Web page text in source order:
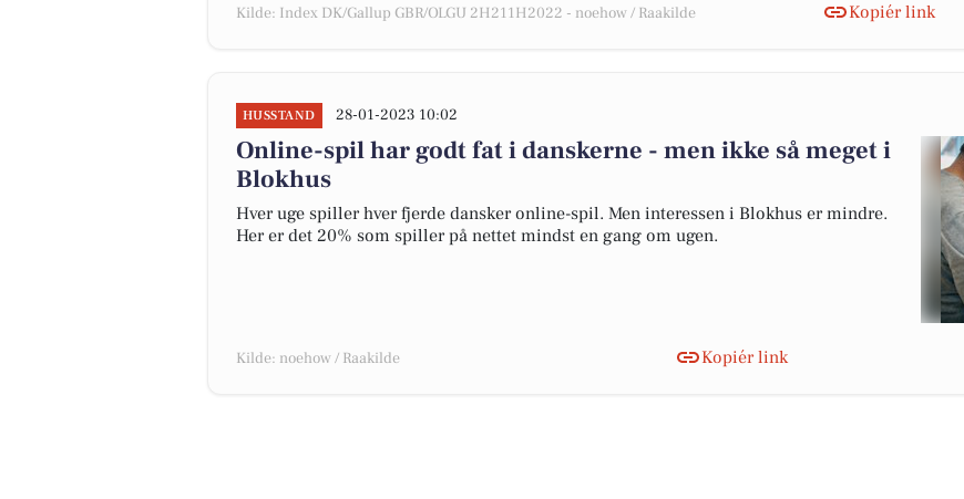
Kilde: Index DK/Gallup GBR/OLGU 2H211H2022 - noehow / Raakilde Kopiér link
HUSSTAND 28-01-2023 10:02
Online-spil har godt fat i danskerne - men ikke så meget i
Blokhus
Hver uge spiller hver fjerde dansker online-spil. Men interessen i Blokhus er mindre.
Her er det 20% som spiller på nettet mindst en gang om ugen.
Kilde: noehow / Raakilde Kopiér link